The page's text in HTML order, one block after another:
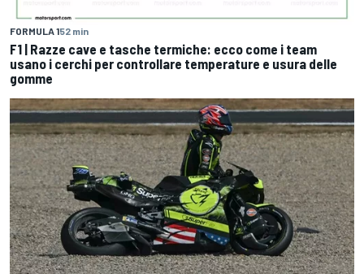
FORMULA 152 min
F1 | Razze cave e tasche termiche: ecco come i team
usano i cerchi per controllare temperature e usura delle
gomme